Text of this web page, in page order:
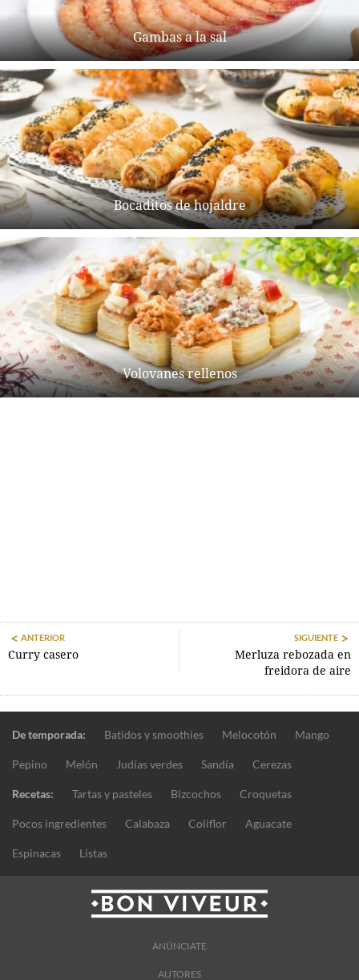
Gambas a la sal
Bocaditos de hojaldre
Volovanes rellenos
ANTERIOR
Curry casero
SIGUIENTE
Merluza rebozada en
freidora de aire
De temporada: Batidos y smoothies Melocotón Mango
Pepino Melón Judías verdes Sandía Cerezas
Recetas: Tartas y pasteles Bizcochos Croquetas
Pocos ingredientes Calabaza Coliflor Aguacate
Espinacas Listas
ANÚNCIATE
AUTORES